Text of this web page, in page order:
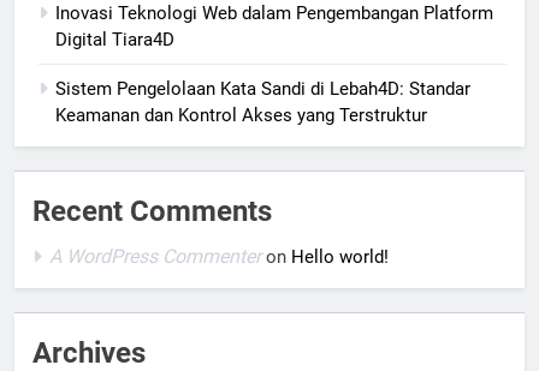
Inovasi Teknologi Web dalam Pengembangan Platform
Digital Tiara4D
Sistem Pengelolaan Kata Sandi di Lebah4D: Standar
Keamanan dan Kontrol Akses yang Terstruktur
Recent Comments
A WordPress Commenteron Hello world!
Archives